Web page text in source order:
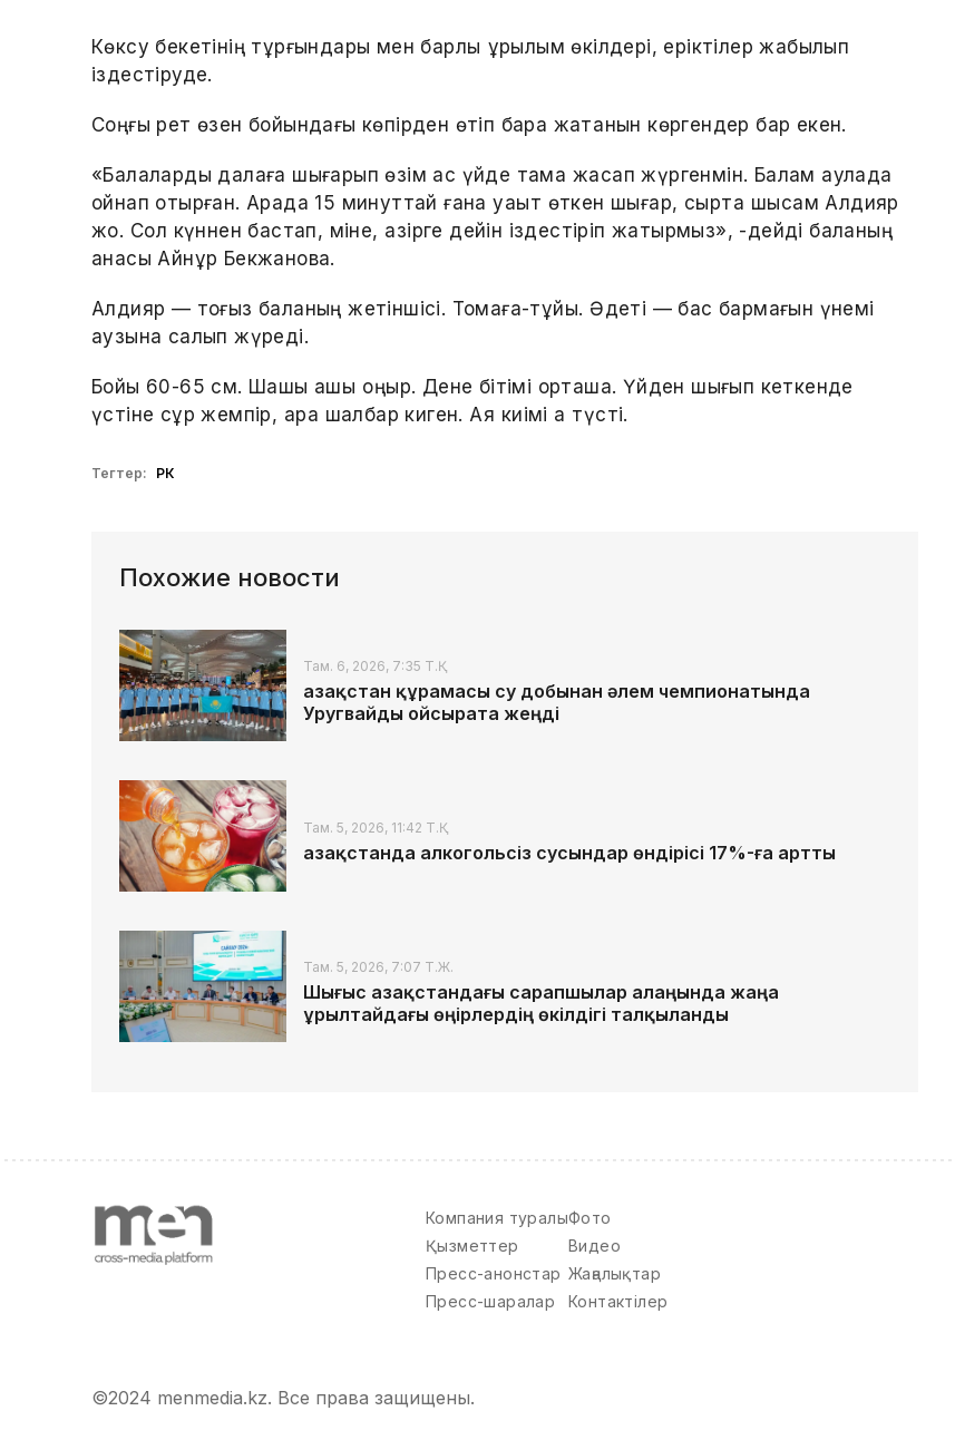
Көксу бекетінің тұрғындары мен барлық құрылым өкілдері, еріктілер жабылып
іздестіруде.
Соңғы рет өзен бойындағы көпірден өтіп бара жатқанын көргендер бар екен.
«Балаларды далаға шығарып өзім ас үйде тамақ жасап жүргенмін. Балам аулада
ойнап отырған. Арада 15 минуттай ғана уақыт өткен шығар, сыртқа шықсам Алдияр
жоқ. Сол күннен бастап, міне, қазірге дейін іздестіріп жатырмыз», -дейді баланың
анасы Айнұр Бекжанова.
Алдияр — тоғыз баланың жетіншісі. Томаға-тұйық. Әдеті — бас бармағын үнемі
аузына салып жүреді.
Бойы 60-65 см. Шашы ашық қоңыр. Дене бітімі орташа. Үйден шығып кеткенде
үстіне сұр жемпір, қара шалбар киген. Аяқ киімі ақ түсті.
Тегтер: РК
Похожие новости
Там. 6, 2026, 7:35 Т.Қ.
Қазақстан құрамасы су добынан әлем чемпионатында
Уругвайды ойсырата жеңді
Там. 5, 2026, 11:42 Т.Қ.
Қазақстанда алкогольсіз сусындар өндірісі 17%-ға артты
Там. 5, 2026, 7:07 Т.Ж.
Шығыс Қазақстандағы сарапшылар алаңында жаңа
Құрылтайдағы өңірлердің өкілдігі талқыланды
Компания туралы
Қызметтер
Пресс-анонстар
Пресс-шаралар
Фото
Видео
Жаңалықтар
Контактілер
©2024 menmedia.kz. Все права защищены.